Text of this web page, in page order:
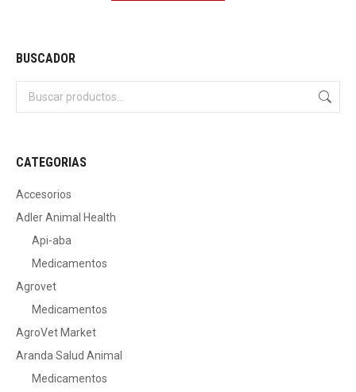
BUSCADOR
CATEGORIAS
Accesorios
Adler Animal Health
Api-aba
Medicamentos
Agrovet
Medicamentos
AgroVet Market
Aranda Salud Animal
Medicamentos